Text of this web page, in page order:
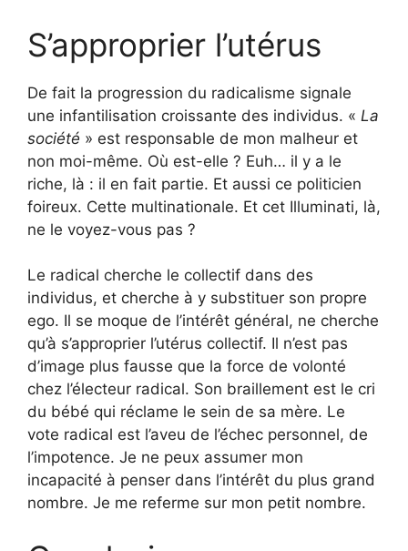
S’approprier l’utérus
De fait la progression du radicalisme signale
une infantilisation croissante des individus. « La
société » est responsable de mon malheur et
non moi-même. Où est-elle ? Euh… il y a le
riche, là : il en fait partie. Et aussi ce politicien
foireux. Cette multinationale. Et cet Illuminati, là,
ne le voyez-vous pas ?
Le radical cherche le collectif dans des
individus, et cherche à y substituer son propre
ego. Il se moque de l’intérêt général, ne cherche
qu’à s’approprier l’utérus collectif. Il n’est pas
d’image plus fausse que la force de volonté
chez l’électeur radical. Son braillement est le cri
du bébé qui réclame le sein de sa mère. Le
vote radical est l’aveu de l’échec personnel, de
l’impotence. Je ne peux assumer mon
incapacité à penser dans l’intérêt du plus grand
nombre. Je me referme sur mon petit nombre.